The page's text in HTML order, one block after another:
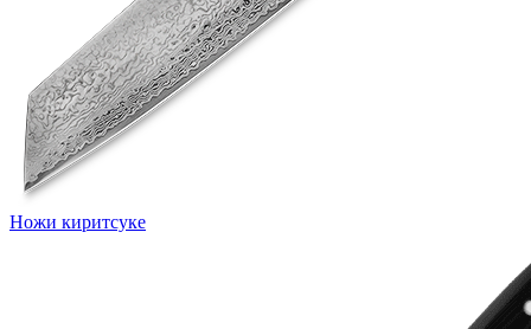
Ножи киритсуке